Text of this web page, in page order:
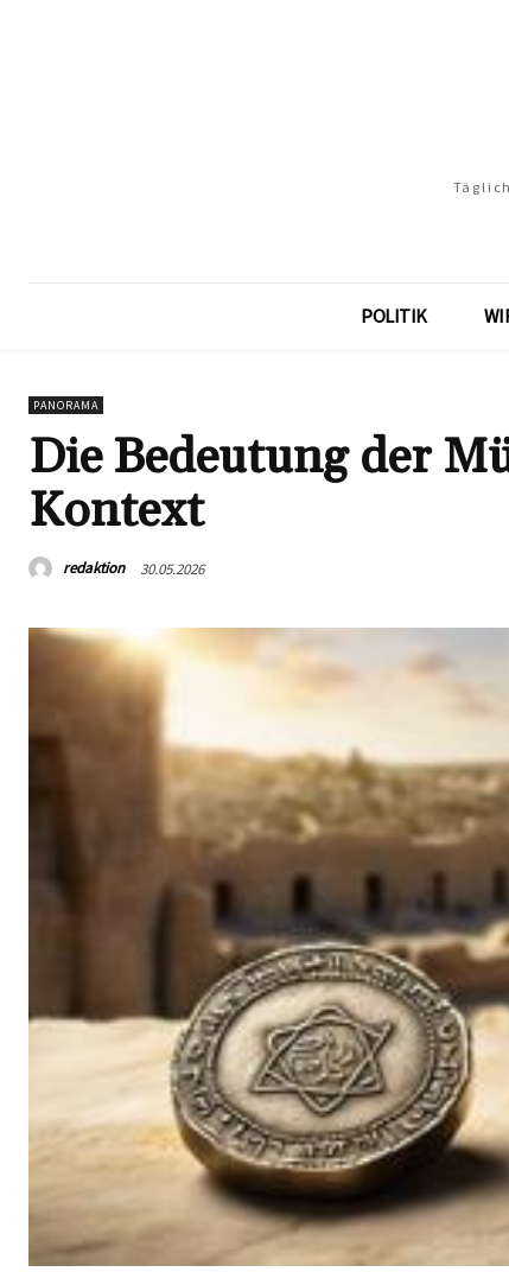
POLITIK
PANORAMA
Die Bedeutung der
Kontext
redaktion 30.05.2026